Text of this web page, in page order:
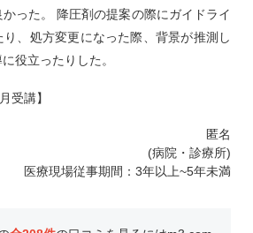
った。 降圧剤の提案の際にガイドライ
、処方変更になった際、背景が推測し
役立ったりした。
受講】
匿名
(病院・診療所)
医療現場従事期間：3年以上~5年未満